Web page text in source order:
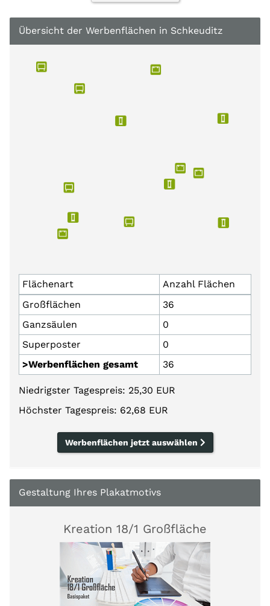
Übersicht der Werbenflächen in Schkeuditz
Flächenart
Anzahl Flächen
Großflächen
36
Ganzsäulen
0
Superposter
0
>Werbenflächen gesamt
36
Niedrigster Tagespreis: 25,30 EUR
Höchster Tagespreis: 62,68 EUR
Werbenflächen jetzt auswählen
Gestaltung Ihres Plakatmotivs
Kreation 18/1 Großfläche